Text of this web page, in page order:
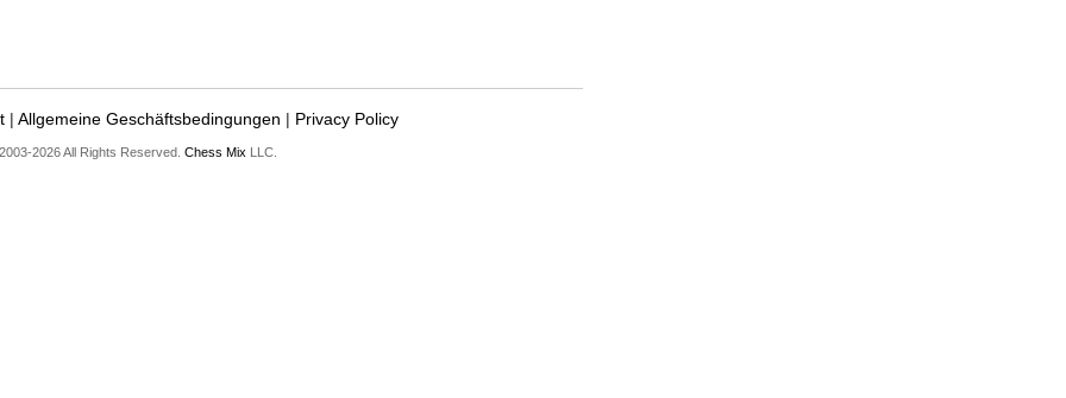
| Allgemeine Geschäftsbedingungen | Privacy Policy
2026 All Rights Reserved. Chess Mix LLC.